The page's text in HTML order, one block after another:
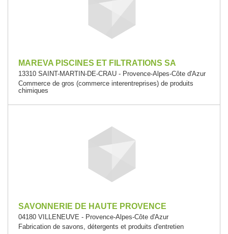
MAREVA PISCINES ET FILTRATIONS SA
13310 SAINT-MARTIN-DE-CRAU - Provence-Alpes-Côte d'Azur
Commerce de gros (commerce interentreprises) de produits
chimiques
SAVONNERIE DE HAUTE PROVENCE
04180 VILLENEUVE - Provence-Alpes-Côte d'Azur
Fabrication de savons, détergents et produits d'entretien